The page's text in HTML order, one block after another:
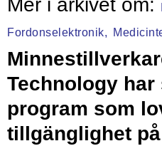
Fordonselektronik,
Technology
program som
tillgänglighet